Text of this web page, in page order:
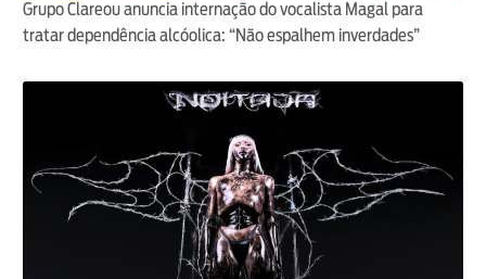
Grupo Clareou anuncia internação do vocalista Magal para
tratar dependência alcóolica: “Não espalhem inverdades”